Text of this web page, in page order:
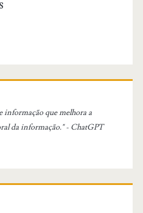
informação que melhora a
da informação." - ChatGPT